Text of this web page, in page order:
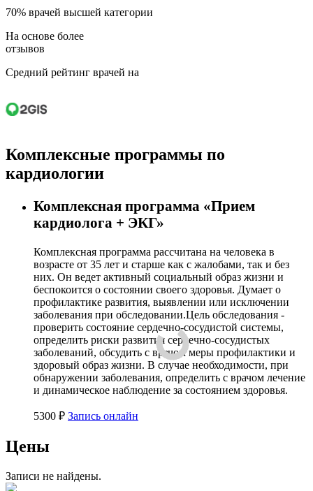
70% врачей высшей категории
На основе более
отзывов
Средний рейтинг врачей на
Комплексные программы по
кардиологии
Комплексная программа «Прием
кардиолога + ЭКГ»
Комплексная программа рассчитана на человека в
возрасте от 35 лет и старше как с жалобами, так и без
них. Он ведет активный социальный образ жизни и
беспокоится о состоянии своего здоровья. Думает о
профилактике развития, выявлении или исключении
заболевания при обследовании.Цель обследования -
проверить состояние сердечно-сосудистой системы,
определить риски развития сердечно-сосудистых
заболеваний, обсудить с врачом меры профилактики и
здоровый образ жизни. В случае необходимости, при
обнаружении заболевания, определить с врачом лечение
и динамическое наблюдение за состоянием здоровья.
5300 ₽ Запись онлайн
Цены
Записи не найдены.